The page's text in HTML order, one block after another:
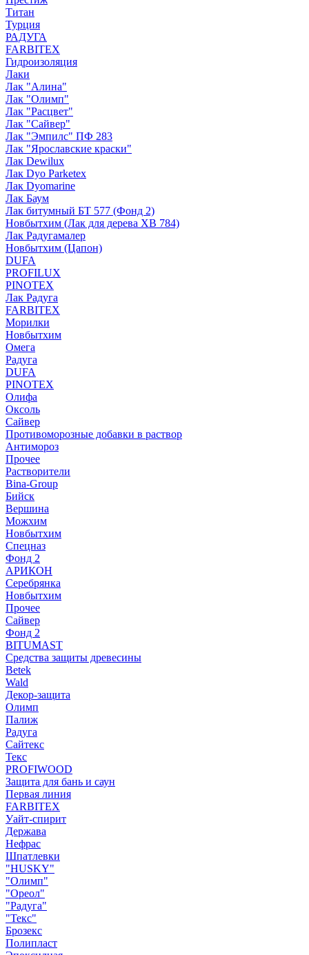
Титан
Турция
РАДУГА
FARBITEX
Гидроизоляция
Лаки
Лак "Алина"
Лак "Олимп"
Лак "Расцвет"
Лак "Сайвер"
Лак "Эмпилс" ПФ 283
Лак "Ярославские краски"
Лак Dewilux
Лак Dyo Parketex
Лак Dyomarine
Лак Баум
Лак битумный БТ 577 (Фонд 2)
Новбытхим (Лак для дерева ХВ 784)
Лак Радугамалер
Новбытхим (Цапон)
DUFA
PROFILUX
PINOTEX
Лак Радуга
FARBITEX
Морилки
Новбытхим
Омега
Радуга
DUFA
PINOTEX
Олифа
Оксоль
Сайвер
Противоморозные добавки в раствор
Антимороз
Прочее
Растворители
Bina-Group
Бийск
Вершина
Можхим
Новбытхим
Спецназ
Фонд 2
АРИКОН
Серебрянка
Новбытхим
Прочее
Сайвер
Фонд 2
BITUMAST
Средства защиты древесины
Betek
Wald
Декор-защита
Олимп
Палиж
Радуга
Сайтекс
Текс
PROFIWOOD
Защита для бань и саун
Первая линия
FARBITEX
Уайт-спирит
Держава
Нефрас
Шпатлевки
"HUSKY"
"Олимп"
"Ореол"
"Радуга"
"Текс"
Брозекс
Полипласт